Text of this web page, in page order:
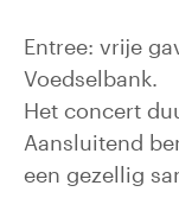
Entree: vrije
Voedselbank.
Het concert
Aansluitend
een gezellig